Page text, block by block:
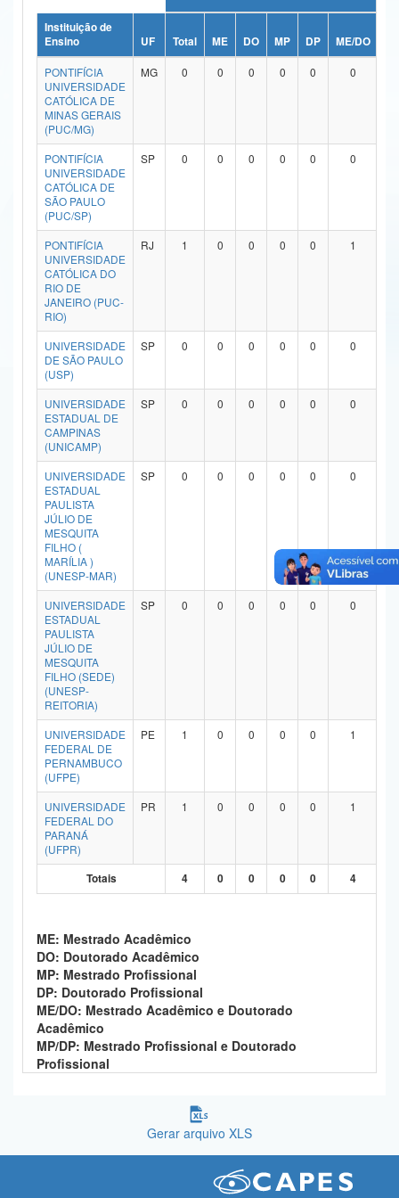
Ministério da Ciência, Tecnologia, Inovações e Comunicações
Ministério do Meio Ambiente
Ministério do Turismo
Ministério do Desenvolvimento Regional
Controladoria-Geral da União
Ministério da Mulher, da Família e dos Direitos Humanos
Secretaria de Governo
Gabinete de Segurança Institucional
Advocacia-Geral da União
Banco Central do Brasil
Instituição de
Ensino
UF Total ME DO MP DP ME/DO
PONTIFÍCIA
UNIVERSIDADE
CATÓLICA DE
MINAS GERAIS
(PUC/MG)
MG 0 0 0 0 0 0
PONTIFÍCIA
UNIVERSIDADE
CATÓLICA DE
SÃO PAULO
(PUC/SP)
SP 0 0 0 0 0 0
PONTIFÍCIA
UNIVERSIDADE
CATÓLICA DO
RIO DE
JANEIRO (PUC-
RIO)
RJ 1 0 0 0 0 1
UNIVERSIDADE
DE SÃO PAULO
(USP)
SP 0 0 0 0 0 0
UNIVERSIDADE
ESTADUAL DE
CAMPINAS
(UNICAMP)
SP 0 0 0 0 0 0
UNIVERSIDADE
ESTADUAL
PAULISTA
JÚLIO DE
MESQUITA
FILHO (
MARÍLIA )
(UNESP-MAR)
SP 0 0 0 0 0 0
UNIVERSIDADE
ESTADUAL
PAULISTA
JÚLIO DE
MESQUITA
FILHO (SEDE)
(UNESP-
REITORIA)
SP 0 0 0 0 0 0
UNIVERSIDADE
FEDERAL DE
PERNAMBUCO
(UFPE)
PE 1 0 0 0 0 1
UNIVERSIDADE
FEDERAL DO
PARANÁ
(UFPR)
PR 1 0 0 0 0 1
Totais 4 0 0 0 0 4
ME: Mestrado Acadêmico
DO: Doutorado Acadêmico
MP: Mestrado Profissional
DP: Doutorado Profissional
ME/DO: Mestrado Acadêmico e Doutorado
Acadêmico
MP/DP: Mestrado Profissional e Doutorado
Profissional
Gerar arquivo XLS